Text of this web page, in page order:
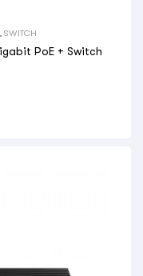
SWITCH
PoE + Switch